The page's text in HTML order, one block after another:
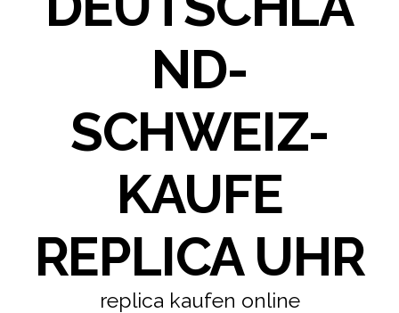
ND-
SCHWEIZ-
KAUFE
REPLICA UHR
replica kaufen online